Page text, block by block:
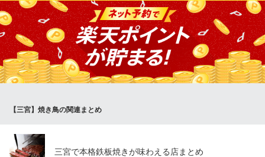
訣。プリップリの食感と、噛めば噛むほど肉のうまさがお楽しみ
いただけます。焼いてよし刺してよしの淡路鶏をぜひご堪能くだ
さい。
鶏匠 吟八 東門店
地鶏と地酒の和食居酒屋
【三宮】焼き鳥の関連まとめ
三宮で本格鉄板焼きが味わえる店まとめ